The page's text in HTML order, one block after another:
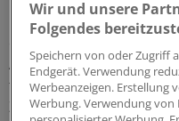
Punkten. Kommen nun
erneute Panik an den
Auch wenn die
fallen dürften, wie es die
Zeiten großer
Wir und unsere
Folgendes
Speichern von oder Zugriff
Endgerät. Verwendung
Werbeanzeigen. Erstellung
Werbung. Verwendung